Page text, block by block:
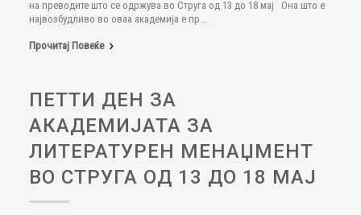
на преводите што се одржува во Струга од 13 до 18 мај Она што е
највозбудливо во оваа академија е пр...
Прочитај Повеќе
ПЕТТИ ДЕН ЗА
АКАДЕМИЈАТА ЗА
ЛИТЕРАТУРЕН МЕНАЏМЕНТ
ВО СТРУГА ОД 13 ДО 18 МАЈ